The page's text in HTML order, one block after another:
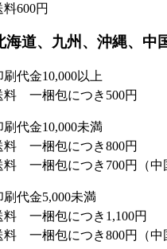
料600円
海道、九州、沖縄、
刷代金10,000以上
料 一梱包につき500円
刷代金10,000未満
料 一梱包につき800円
料 一梱包につき700円（中
刷代金5,000未満
料 一梱包につき1,100円
料 一梱包につき800円（中